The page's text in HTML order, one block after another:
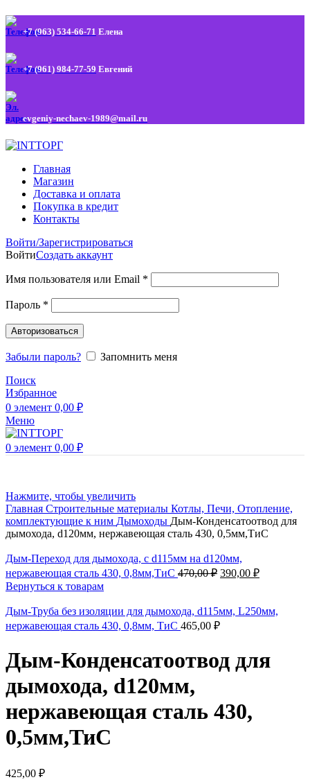
+7 (963) 534-66-71 Елена
+7 (961) 984-77-59 Евгений
evgeniy-nechaev-1989@mail.ru
Главная
Магазин
Доставка и оплата
Покупка в кредит
Контакты
Войти/Зарегистрироваться
ВойтиСоздать аккаунт
Имя пользователя или Email *
Пароль *
Авторизоваться
Забыли пароль?
Запомнить меня
Поиск
Избранное
0 элемент 0,00 ₽
Меню
0 элемент 0,00 ₽
Нажмите, чтобы увеличить
Главная Строительные материалы Котлы, Печи, Отопление,
комплектующие к ним Дымоходы Дым-Конденсатоотвод для
дымохода, d120мм, нержавеющая сталь 430, 0,5мм,ТиС
Дым-Переход для дымохода, с d115мм на d120мм,
нержавеющая сталь 430, 0,8мм,ТиС 470,00₽ 390,00 ₽
Вернуться к товарам
Дым-Труба без изоляции для дымохода, d115мм, L250мм,
нержавеющая сталь 430, 0,8мм, ТиС 465,00 ₽
Дым-Конденсатоотвод для
дымохода, d120мм,
нержавеющая сталь 430,
0,5мм,ТиС
425,00 ₽